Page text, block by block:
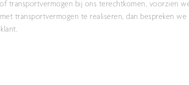
transportvermogen bij ons terechtkomen, voorzien
transportvermogen te realiseren, dan bespreken